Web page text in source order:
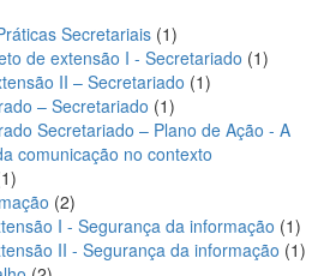
Secretariais 11
produto
de extensão I - Secretariado 11
II – Secretariado 11
– Secretariado 11
produto
Secretariado – Plano de Ação - A
comunicação no contexto
11
produto
22
produtos
I - Segurança da informação 11
II - Segurança da informação 11